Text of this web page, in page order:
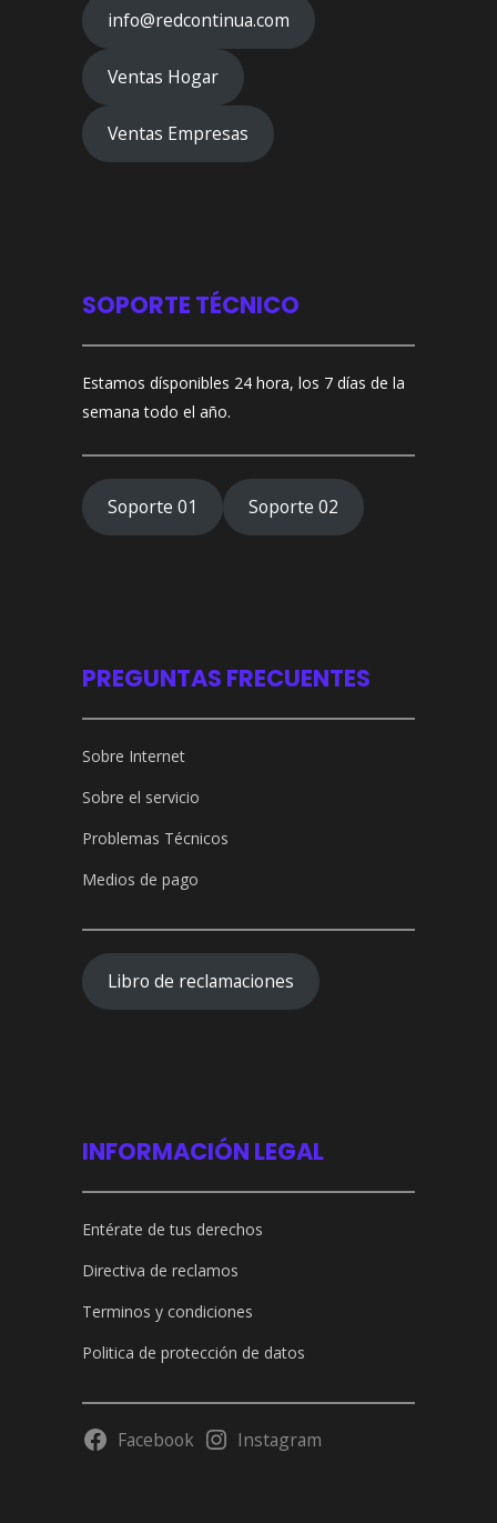
info@redcontinua.com
Ventas Hogar
Ventas Empresas
SOPORTE TÉCNICO
Estamos dísponibles 24 hora, los 7 días de la
semana todo el año.
Soporte 01 Soporte 02
PREGUNTAS FRECUENTES
Sobre Internet
Sobre el servicio
Problemas Técnicos
Medios de pago
Libro de reclamaciones
INFORMACIÓN LEGAL
Entérate de tus derechos
Directiva de reclamos
Terminos y condiciones
Politica de protección de datos
Facebook Instagram